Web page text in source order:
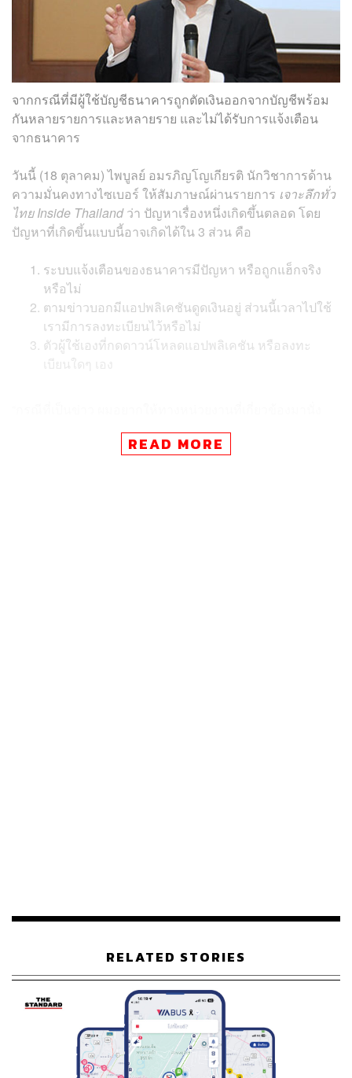
จากกรณีที่มีผู้ใช้บัญชีธนาคารถูกตัดเงินออกจากบัญชีพร้อม
กันหลายรายการและหลายราย และไม่ได้รับการแจ้งเตือน
จากธนาคาร
วันนี้ (18 ตุลาคม) ไพบูลย์ อมรภิญโญเกียรติ นักวิชาการด้าน
ความมั่นคงทางไซเบอร์ ให้สัมภาษณ์ผ่านรายการ เจาะลึกทั่ว
ไทย Inside Thailandว่า ปัญหาเรื่องหนึ่งเกิดขึ้นตลอด โดย
ปัญหาที่เกิดขึ้นแบบนี้อาจเกิดได้ใน 3 ส่วน คือ
ระบบแจ้งเตือนของธนาคารมีปัญหา หรือถูกแฮ็กจริง
หรือไม่
ตามข่าวบอกมีแอปพลิเคชันดูดเงินอยู่ ส่วนนี้เวลาไปใช้
เรามีการลงทะเบียนไว้หรือไม่
ตัวผู้ใช้เองที่กดดาวน์โหลดแอปพลิเคชัน หรือลงทะ
เบียนใดๆ เอง
ตรวจแบบจริงจังว่าเป็นปัญหาจากธนาคาร หรือเกิดจากตัว
เว็บไซต์ต่างประเทศ หรือตัวผู้ใช้ เพราะครั้งนี้มีข้อน่าสังเกต
กรรมการคุ้มครองข้อมูลส่วนบุคคลตั้งเป็นมาตรวัดเลยว่า ถ้า
คือ 5 แสนบาท หรือระบบของคุณเป็นอย่างไร เป็นส่วนที่ผม
คิดว่าต้องจริงจัง” ไพบูลย์กล่าว
และส่วนสุดท้ายคือ ถ้ามีแอปพลิเคชันถูกแฮ็กหรือถูกแคร็ก ก็
ต้องมีการดำเนินคดีตามกฎหมาย หรือ พ.ร.บ.คอมฯ ให้เห็น
จะได้ตัดปัญหาที่เกิดขึ้นต่อเนื่องมาตั้งแต่ต้นปี
READ MORE
RELATED STORIES